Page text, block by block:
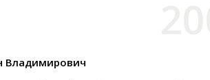
Владимирович